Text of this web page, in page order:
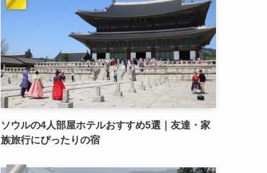
ソウルの4人部屋ホテルおすすめ5選｜友達・家
族旅行にぴったりの宿